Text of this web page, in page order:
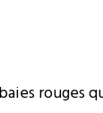
rouges